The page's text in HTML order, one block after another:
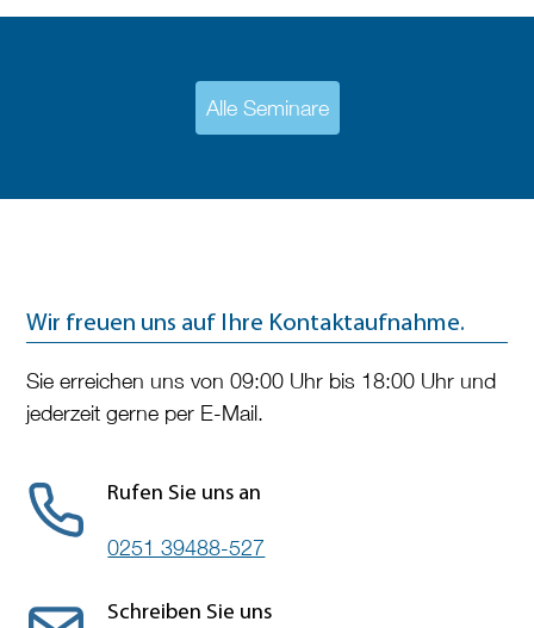
Alle Seminare
Wir freuen uns auf Ihre Kontaktaufnahme.
Sie erreichen uns von 09:00 Uhr bis 18:00 Uhr und
jederzeit gerne per E-Mail.
Rufen Sie uns an
0251 39488-527
Schreiben Sie uns